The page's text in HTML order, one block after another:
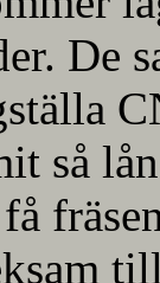
De
så